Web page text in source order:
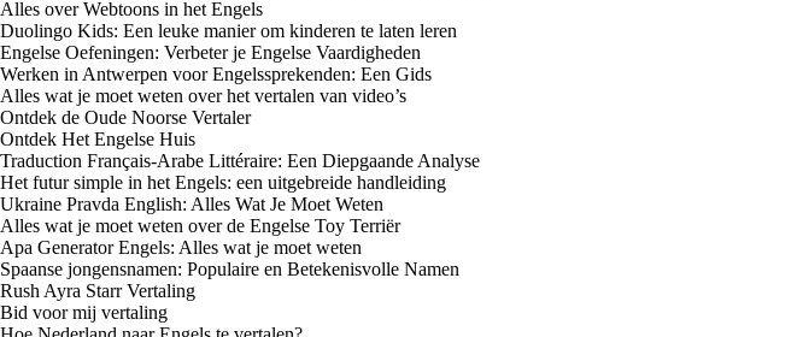
Alles over Webtoons in het Engels
Duolingo Kids: Een leuke manier om kinderen te laten leren
Engelse Oefeningen: Verbeter je Engelse Vaardigheden
Werken in Antwerpen voor Engelssprekenden: Een Gids
Alles wat je moet weten over het vertalen van video’s
Ontdek de Oude Noorse Vertaler
Ontdek Het Engelse Huis
Traduction Français-Arabe Littéraire: Een Diepgaande Analyse
Het futur simple in het Engels: een uitgebreide handleiding
Ukraine Pravda English: Alles Wat Je Moet Weten
Alles wat je moet weten over de Engelse Toy Terriër
Apa Generator Engels: Alles wat je moet weten
Spaanse jongensnamen: Populaire en Betekenisvolle Namen
Rush Ayra Starr Vertaling
Bid voor mij vertaling